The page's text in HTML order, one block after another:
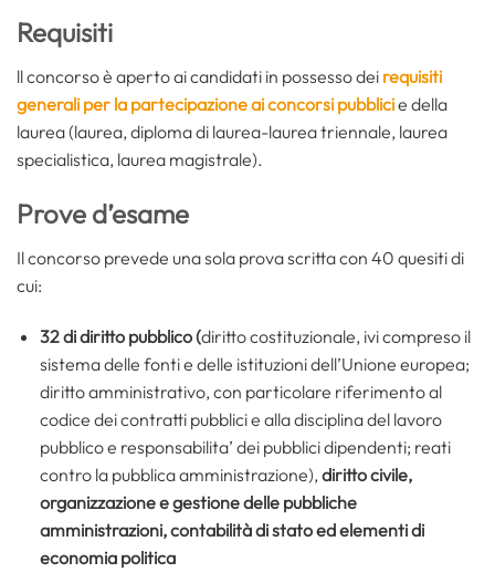
Requisiti
ll concorso è aperto ai candidati in possesso dei requisiti
generali per la partecipazione ai concorsi pubblicie della
laurea (laurea, diploma di laurea-laurea triennale, laurea
specialistica, laurea magistrale).
Prove d’esame
Il concorso prevede una sola prova scritta con 40 quesiti di
cui:
32 di diritto pubblico (diritto costituzionale, ivi compreso il
sistema delle fonti e delle istituzioni dell’Unione europea;
diritto amministrativo, con particolare riferimento al
codice dei contratti pubblici e alla disciplina del lavoro
pubblico e responsabilita’ dei pubblici dipendenti; reati
contro la pubblica amministrazione), diritto civile,
organizzazione e gestione delle pubbliche
amministrazioni, contabilità di stato ed elementi di
economia politica